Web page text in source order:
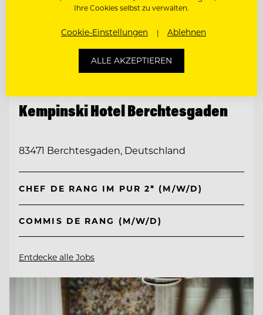
Kempinski Hotel Berchtesgaden
83471 Berchtesgaden, Deutschland
CHEF DE RANG IM PUR 2* (M/W/D)
COMMIS DE RANG (M/W/D)
Entdecke alle Jobs
Ihre Cookies selbst zu verwalten.
Cookie-Einstellungen Ablehnen
ALLE AKZEPTIEREN